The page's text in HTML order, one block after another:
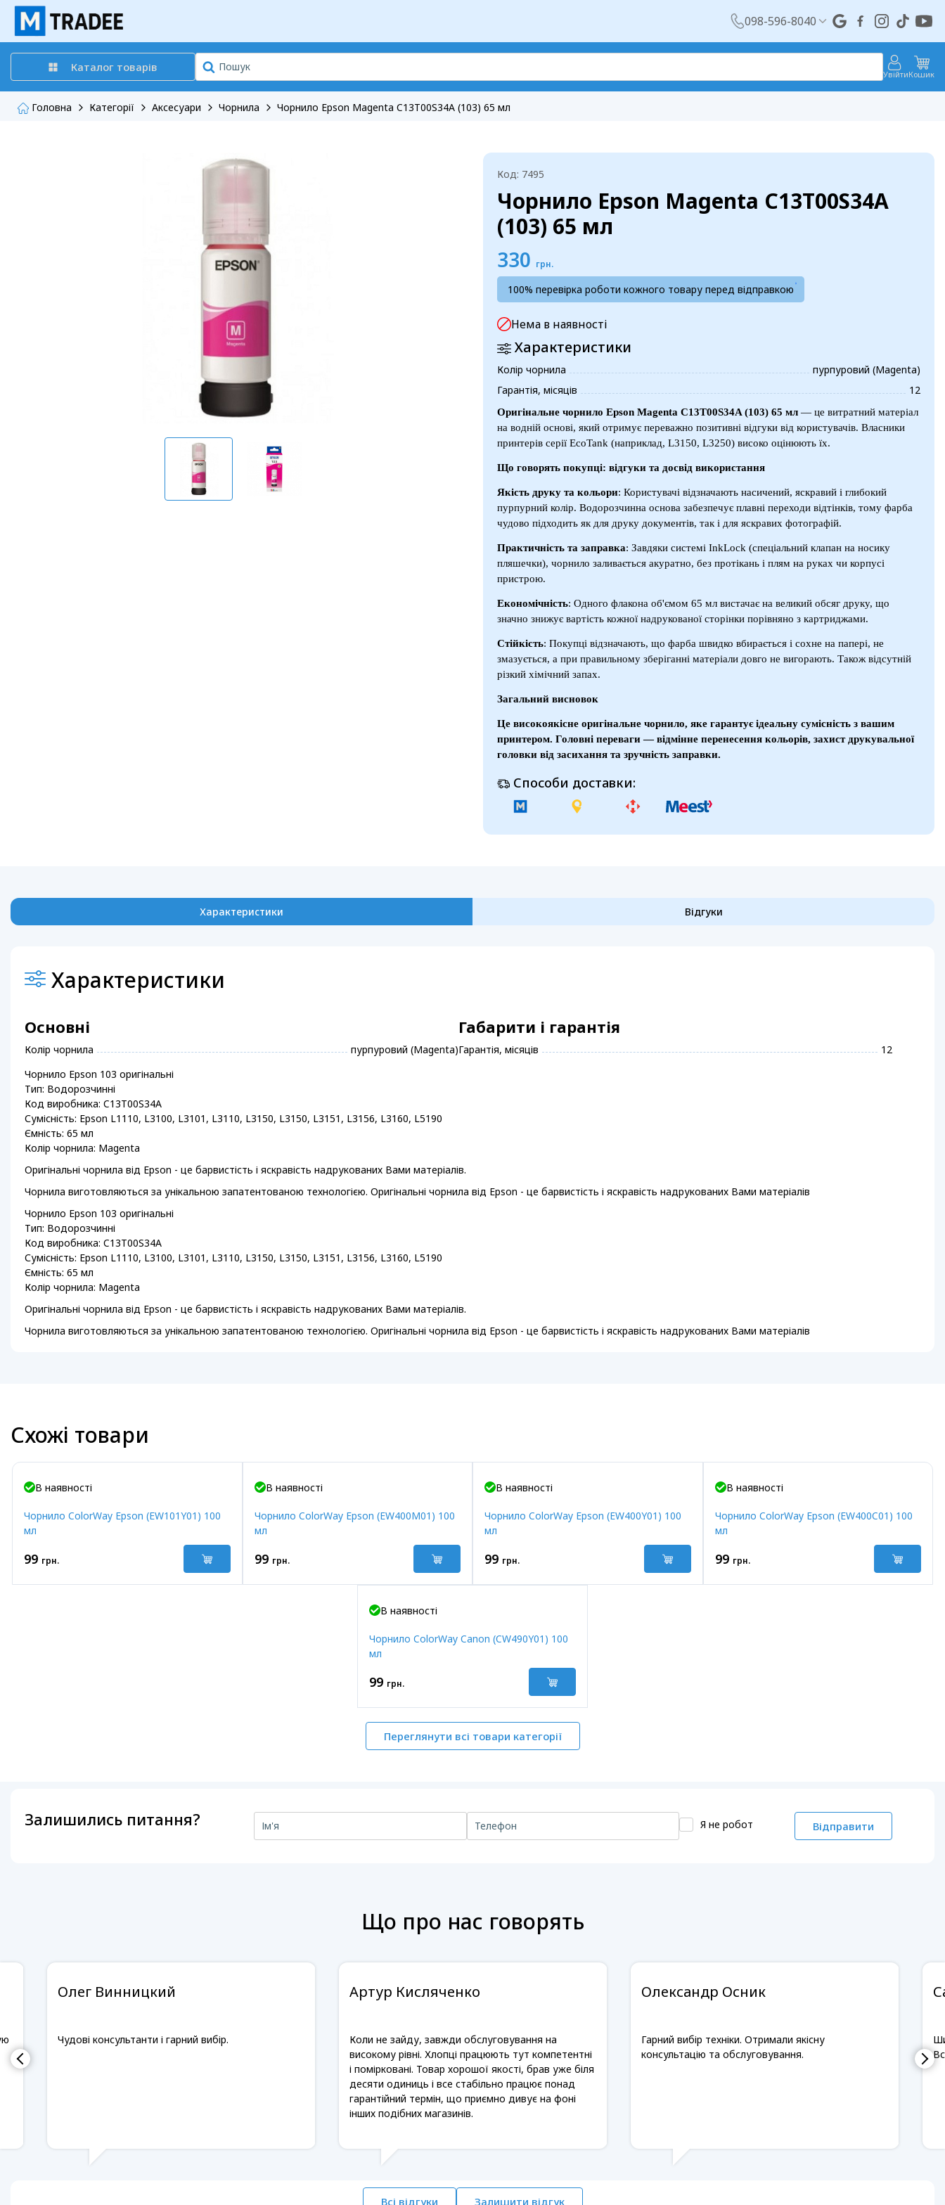
098-596-8040
Каталог товарів
УвійтиКошик
Головна Категорії Аксесуари Чорнила Чорнило Epson Magenta C13T00S34A (103) 65 мл
Код: 7495
Чорнило Epson Magenta C13T00S34A
(103) 65 мл
330 грн.
100% перевірка роботи кожного товару перед відправкою
Нема в наявності
Характеристики
Колір чорнила
пурпуровий (Magenta)
Гарантія, місяців
12
Оригінальне чорнило Epson Magenta C13T00S34A (103) 65 мл — це витратний матеріал
на водній основі, який отримує переважно позитивні відгуки від користувачів. Власники
принтерів серії EcoTank (наприклад, L3150, L3250) високо оцінюють їх.
Що говорять покупці: відгуки та досвід використання
Якість друку та кольори: Користувачі відзначають насичений, яскравий і глибокий
пурпурний колір. Водорозчинна основа забезпечує плавні переходи відтінків, тому фарба
чудово підходить як для друку документів, так і для яскравих фотографій.
Практичність та заправка: Завдяки системі InkLock (спеціальний клапан на носику
пляшечки), чорнило заливається акуратно, без протікань і плям на руках чи корпусі
пристрою.
Економічність: Одного флакона об'ємом 65 мл вистачає на великий обсяг друку, що
значно знижує вартість кожної надрукованої сторінки порівняно з картриджами.
Стійкість: Покупці відзначають, що фарба швидко вбирається і сохне на папері, не
змазується, а при правильному зберіганні матеріали довго не вигорають. Також відсутній
різкий хімічний запах.
Загальний висновок
Це високоякісне оригінальне чорнило, яке гарантує ідеальну сумісність з вашим
принтером. Головні переваги — відмінне перенесення кольорів, захист друкувальної
головки від засихання та зручність заправки.
Способи доставки:
Характеристики Відгуки
Характеристики
Основні
Колір чорнила пурпуровий (Magenta)
Габарити і гарантія
Гарантія, місяців
12
Чорнило Epson 103 оригінальні
Тип: Водорозчинні
Код виробника: C13T00S34A
Сумісність: Epson L1110, L3100, L3101, L3110, L3150, L3150, L3151, L3156, L3160, L5190
Ємність: 65 мл
Колір чорнила: Magenta
Оригінальні чорнила від Epson - це барвистість і яскравість надрукованих Вами матеріалів.
Чорнила виготовляються за унікальною запатентованою технологією. Оригінальні чорнила від Epson - це барвистість і яскравість надрукованих Вами матеріалів
Чорнило Epson 103 оригінальні
Тип: Водорозчинні
Код виробника: C13T00S34A
Сумісність: Epson L1110, L3100, L3101, L3110, L3150, L3150, L3151, L3156, L3160, L5190
Ємність: 65 мл
Колір чорнила: Magenta
Оригінальні чорнила від Epson - це барвистість і яскравість надрукованих Вами матеріалів.
Чорнила виготовляються за унікальною запатентованою технологією. Оригінальні чорнила від Epson - це барвистість і яскравість надрукованих Вами матеріалів
Схожі товари
В наявності
Чорнило ColorWay Epson (EW101Y01) 100
мл
99 грн.
В наявності
Чорнило ColorWay Epson (EW400M01) 100
мл
99 грн.
В наявності
Чорнило ColorWay Epson (EW400Y01) 100
мл
99 грн.
В наявності
Чорнило ColorWay Epson (EW400C01) 100
мл
99 грн.
В наявності
Чорнило ColorWay Canon (CW490Y01) 100
мл
99 грн.
Переглянути всі товари категорії
Залишились питання? Я не робот Відправити
Що про нас говорять
Олег Винницкий
Чудові консультанти і гарний вибір.
Артур Кисляченко
Коли не зайду, завжди обслуговування на
високому рівні. Хлопці працюють тут компетентні
і помірковані. Товар хорошої якості, брав уже біля
десяти одиниць і все стабільно працює понад
гарантійний термін, що приємно дивує на фоні
інших подібних магазинів.
Олександр Осник
Гарний вибір техніки. Отримали якісну
консультацію та обслуговування.
Всі відгуки Залишити відгук